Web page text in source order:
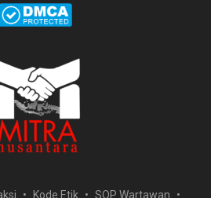
Kode Etik
SOP Wartawan